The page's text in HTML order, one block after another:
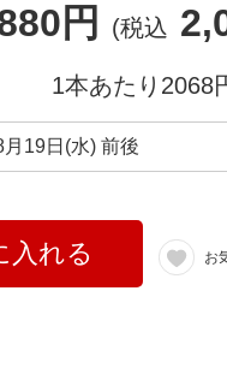
円 (税込
1本あたり2068
19日(水) 前後
入れる お